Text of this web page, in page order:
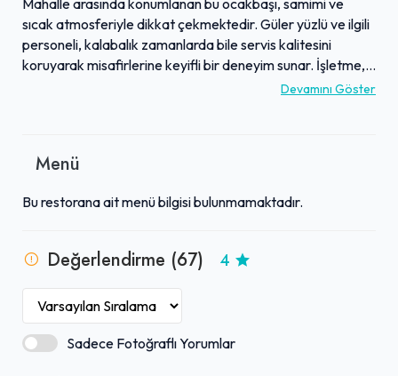
sıcak atmosferiyle dikkat çekmektedir. Güler yüzlü ve ilgili
personeli, kalabalık zamanlarda bile servis kalitesini
koruyarak misafirlerine keyifli bir deneyim sunar. İşletme,
lezzetli meze ve et çeşitleri, özellikle eşsiz Adana ciğeri
bu mekan, bazı değerlendirmelere göre hesap konusunda
Devamını Göster
Menü
Bu restorana ait menü bilgisi bulunmamaktadır.
Değerlendirme (67) 4
Sadece Fotoğraflı Yorumlar